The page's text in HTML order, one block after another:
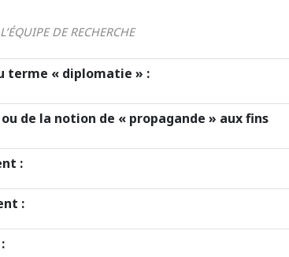
DE RECHERCHE
terme « diplomatie » :
de la notion de « propagande » aux fins
:
: